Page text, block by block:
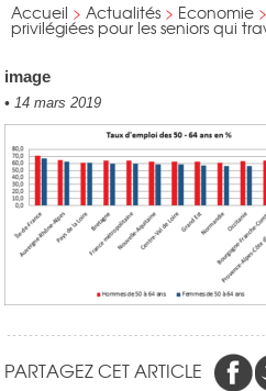
Accueil > Actualités > Economie >
privilégiées pour les seniors qui
image
• 14 mars 2019
PARTAGEZ CET ARTICLE